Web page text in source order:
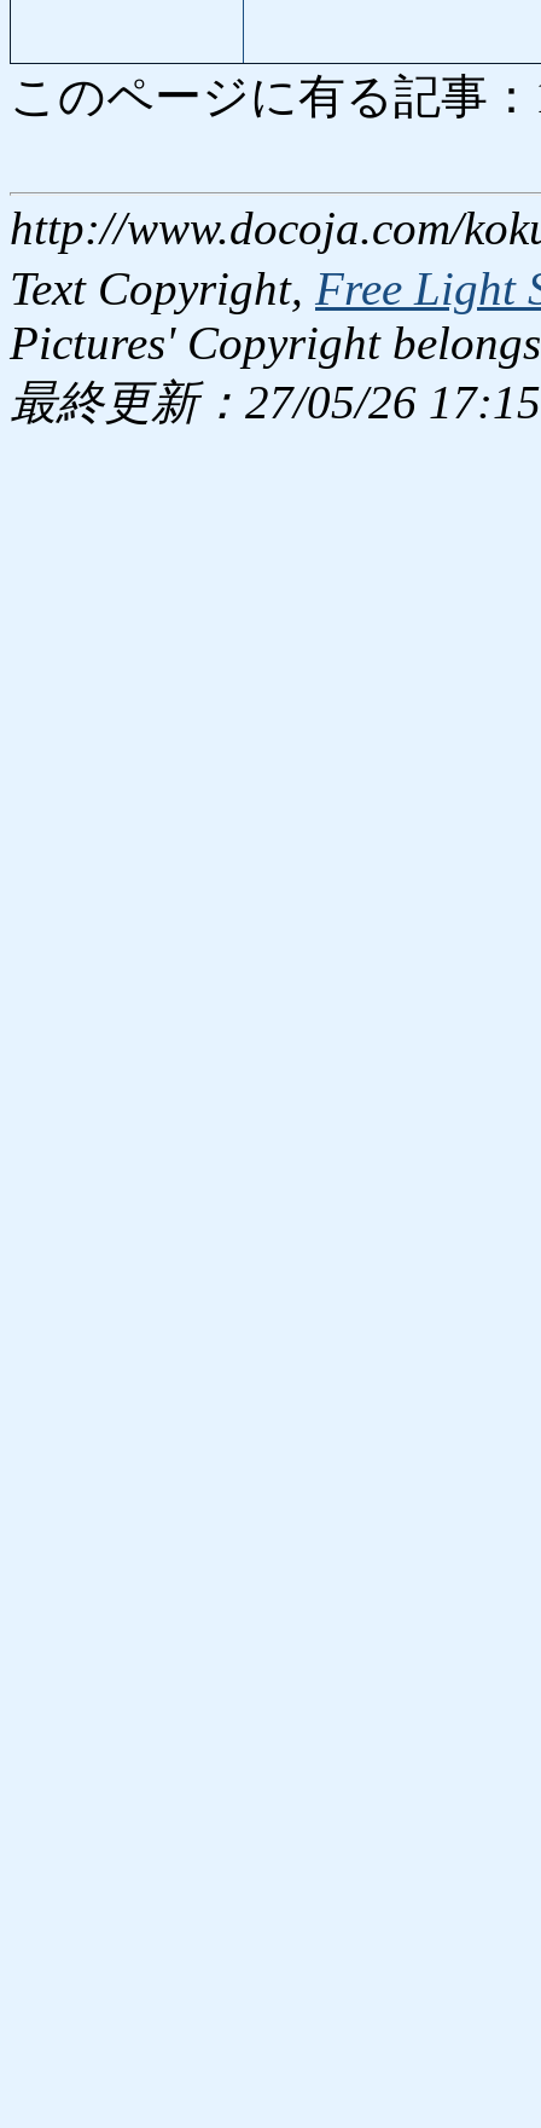
このページに有る記事
http://www.docoja.com/
Text Copyright, Free Light
Pictures' Copyright
最終更新：27/05/26 17:15